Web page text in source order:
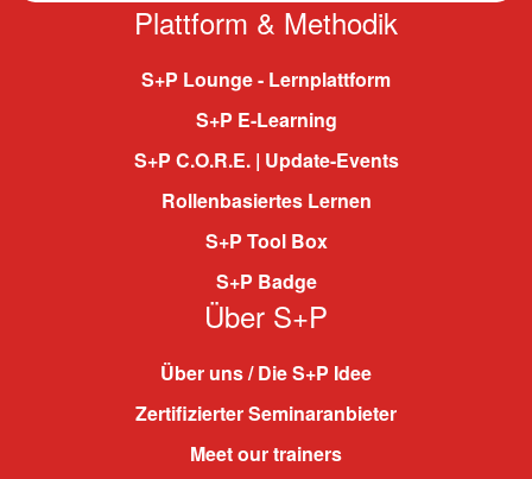
Plattform & Methodik
S+P Lounge - Lernplattform
S+P E-Learning
S+P C.O.R.E. | Update-Events
Rollenbasiertes Lernen
S+P Tool Box
S+P Badge
Über S+P
Über uns / Die S+P Idee
Zertifizierter Seminaranbieter
Meet our trainers